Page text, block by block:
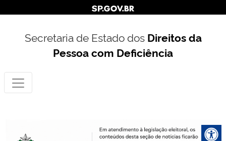
Secretaria de Estado dos Direitos da
Pessoa com Deficiência